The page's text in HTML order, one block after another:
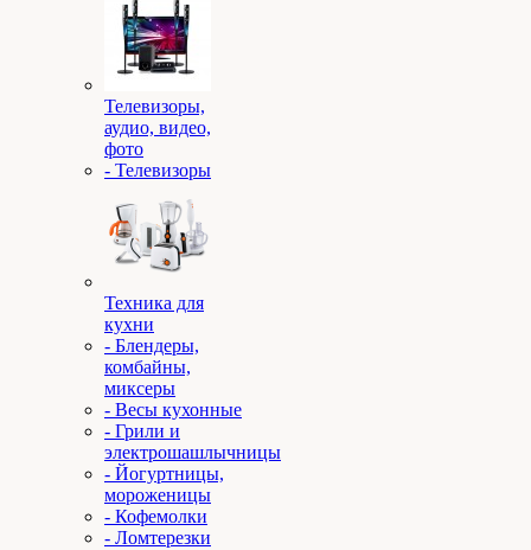
Телевизоры,
аудио, видео,
фото
- Телевизоры
Техника для
кухни
- Блендеры,
комбайны,
миксеры
- Весы кухонные
- Грили и
электрошашлычницы
- Йогуртницы,
мороженицы
- Кофемолки
- Ломтерезки